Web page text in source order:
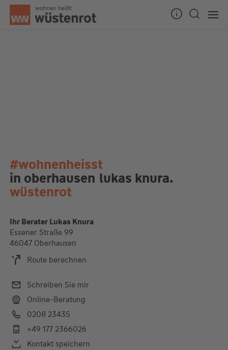
#wohnenheisst
in oberhausen lukas knura.
wüstenrot
Ihr Berater Lukas Knura
Essener Straße 99
46047 Oberhausen
Route berechnen
Schreiben Sie mir
Online-Beratung
0208 23435
+49 177 2366026
Kontakt speichern